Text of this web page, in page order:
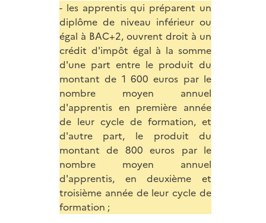
- les apprentis qui préparent un
diplôme de niveau inférieur ou
égal à BAC+2, ouvrent droit à un
crédit d'impôt égal à la somme
d'une part entre le produit du
montant de 1 600 euros par le
nombre moyen annuel
d'apprentis en première année
de leur cycle de formation, et
d'autre part, le produit du
montant de 800 euros par le
nombre moyen annuel
d'apprentis, en deuxième et
troisième année de leur cycle de
formation ;